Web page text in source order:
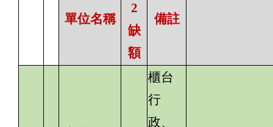
單位名稱
2
缺
額
備註
櫃台
行
政、